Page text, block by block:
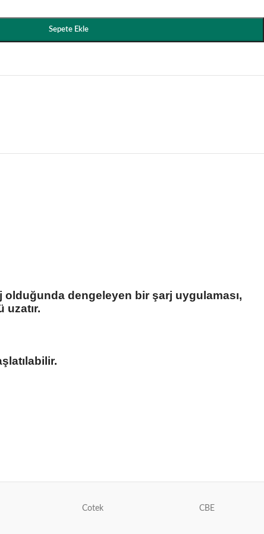
Sepete Ekle
olduğunda dengeleyen bir şarj uygulaması,
Cotek CBE